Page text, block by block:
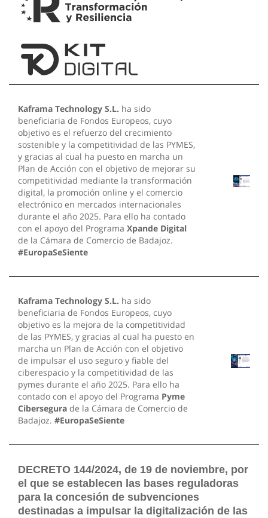
Kaframa Technology S.L. ha sido
beneficiaria de Fondos Europeos, cuyo
objetivo es el refuerzo del crecimiento
sostenible y la competitividad de las PYMES,
y gracias al cual ha puesto en marcha un
Plan de Acción con el objetivo de mejorar su
competitividad mediante la transformación
digital, la promoción online y el comercio
electrónico en mercados internacionales
durante el año 2025. Para ello ha contado
con el apoyo del Programa Xpande Digital
de la Cámara de Comercio de Badajoz.
#EuropaSeSiente
Kaframa Technology S.L. ha sido
beneficiaria de Fondos Europeos, cuyo
objetivo es la mejora de la competitividad
de las PYMES, y gracias al cual ha puesto en
marcha un Plan de Acción con el objetivo
de impulsar el uso seguro y fiable del
ciberespacio y la competitividad de las
pymes durante el año 2025. Para ello ha
contado con el apoyo del Programa Pyme
Cibersegura de la Cámara de Comercio de
Badajoz. #EuropaSeSiente
DECRETO 144/2024, de 19 de noviembre, por
el que se establecen las bases reguladoras
para la concesión de subvenciones
destinadas a impulsar la digitalización de las